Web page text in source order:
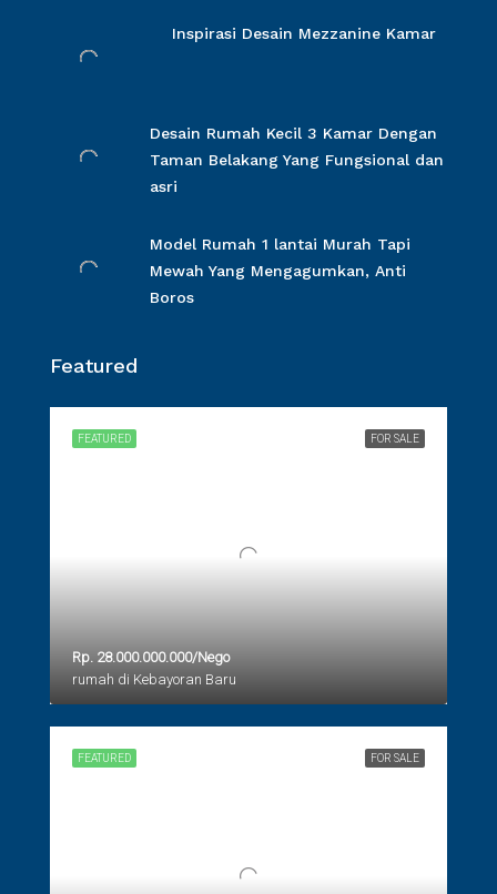
Inspirasi Desain Mezzanine Kamar
Desain Rumah Kecil 3 Kamar Dengan
Taman Belakang Yang Fungsional dan
asri
Model Rumah 1 lantai Murah Tapi
Mewah Yang Mengagumkan, Anti
Boros
Featured
FOR SALE
FEATURED
Rp. 28.000.000.000/Nego
rumah di Kebayoran Baru
FOR SALE
FEATURED